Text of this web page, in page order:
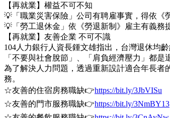
【再就業】權益不可不知
💡「職業災害保險」公司有聘雇事實，得依《
💡「勞工退休金」依《勞退新制》雇主有義務
【再就業】友善企業 不可不識
104人力銀行人資長鍾文雄指出，台灣退休均
「不要與社會脫節」、「肩負經濟壓力」都
為了解決人力問題，透過重新設計適合年長
務。
☆友善的住宿房務職缺👉https://bit.ly/3JbVISu
☆友善的門市服務職缺👉https://bit.ly/3NmBY13